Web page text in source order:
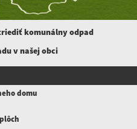
komunálnyodpad
v našej obci
domu